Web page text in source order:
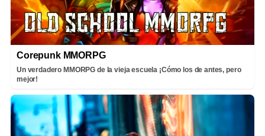
Corepunk MMORPG
Un verdadero MMORPG de la vieja escuela ¡Cómo los de antes, pero
mejor!